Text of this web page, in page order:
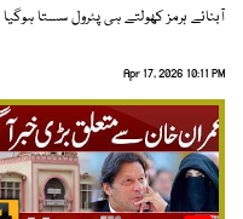
آبنائے ہرمز کھولتے ہی پٹرول سستا ہوگیا
Apr 17, 2026 10:11 PM